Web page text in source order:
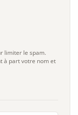
limiter le spam.
à part votre nom et